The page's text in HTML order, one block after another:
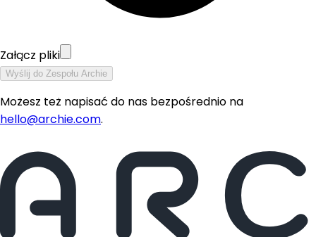
Załącz pliki
Wyślij do Zespołu Archie
Możesz też napisać do nas bezpośrednio na
hello@archie.com.